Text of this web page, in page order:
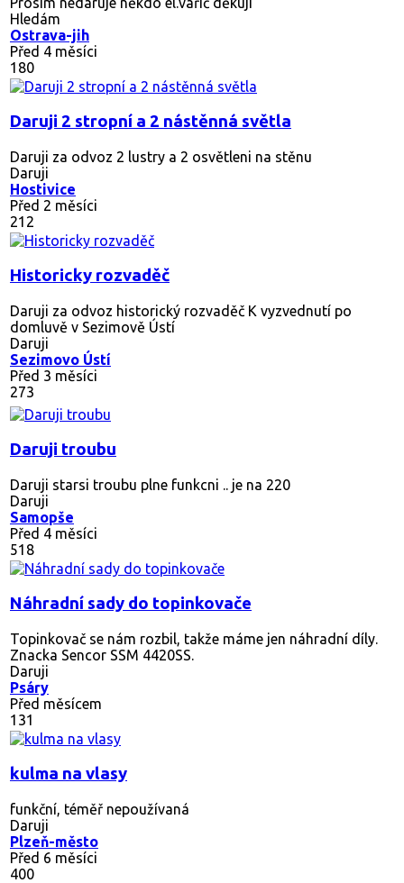
Hledám
Ostrava-jih
Před 4 měsíci
180
Daruji 2 stropní a 2 nástěnná světla
Daruji za odvoz 2 lustry a 2 osvětleni na stěnu
Daruji
Hostivice
Před 2 měsíci
212
Historicky rozvaděč
Daruji za odvoz historický rozvaděč K vyzvednutí po
domluvě v Sezimově Ústí
Daruji
Sezimovo Ústí
Před 3 měsíci
273
Daruji troubu
Daruji starsi troubu plne funkcni .. je na 220
Daruji
Samopše
Před 4 měsíci
518
Náhradní sady do topinkovače
Topinkovač se nám rozbil, takže máme jen náhradní díly.
Znacka Sencor SSM 4420SS.
Daruji
Psáry
Před měsícem
131
kulma na vlasy
funkční, téměř nepoužívaná
Daruji
Plzeň-město
Před 6 měsíci
400